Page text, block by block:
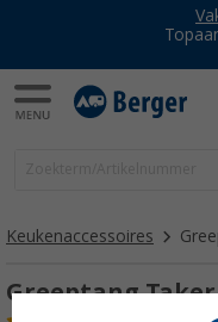
Keukenaccessoires
Greeptang Taker